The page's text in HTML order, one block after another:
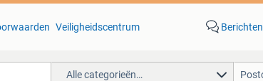
Veiligheidscentrum Berichten
Alle categorieën…